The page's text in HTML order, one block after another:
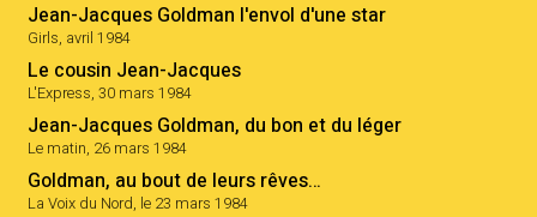
Jean-Jacques Goldman l'envol d'une star
Girls, avril 1984
Le cousin Jean-Jacques
L'Express, 30 mars 1984
Jean-Jacques Goldman, du bon et du léger
Le matin, 26 mars 1984
Goldman, au bout de leurs rêves…
La Voix du Nord, le 23 mars 1984